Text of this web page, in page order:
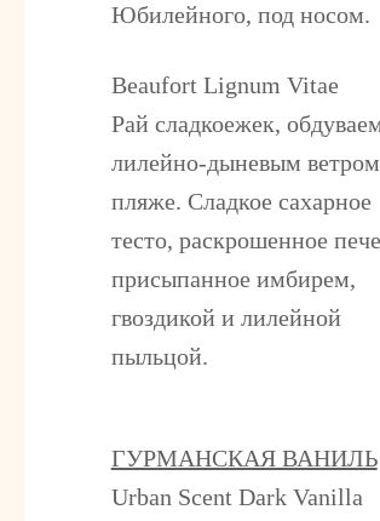
Юбилейного, под носом.
Beaufort Lignum Vitae
Рай сладкоежек,
лилейно-дыневым
пляже. Cладкое сахарное
тесто, раскрошенное
присыпанное имбирем,
гвоздикой и лилейной
пыльцой.
ГУРМАНСКАЯ ВАНИЛЬ
Urban Scent Dark Vanilla